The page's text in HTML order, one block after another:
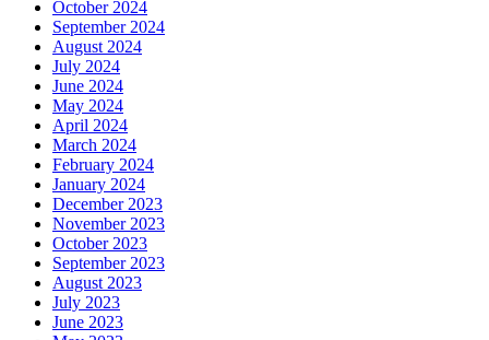
October 2024
September 2024
August 2024
July 2024
June 2024
May 2024
April 2024
March 2024
February 2024
January 2024
December 2023
November 2023
October 2023
September 2023
August 2023
July 2023
June 2023